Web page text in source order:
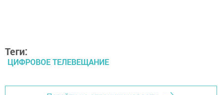
Теги:
ЦИФРОВОЕ ТЕЛЕВЕЩАНИЕ